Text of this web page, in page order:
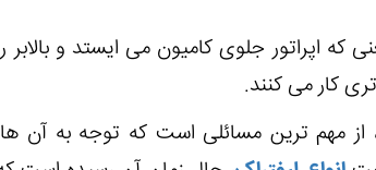
که اپراتور جلوی کامیون می ایستد و بالابر
کار می کنند.
از مهم ترین مسائلی است که توجه به آن